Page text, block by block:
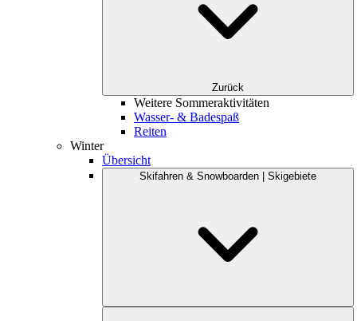
Zurück
Weitere Sommeraktivitäten
Wasser- & Badespaß
Reiten
Winter
Übersicht
Skifahren & Snowboarden | Skigebiete